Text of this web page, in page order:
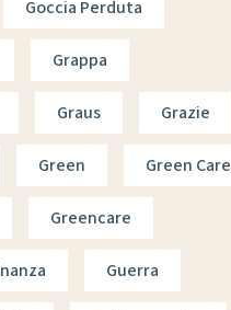
Goccia Perduta
Grappa
Graus Grazie
Green Green Care
Greencare
Guerra